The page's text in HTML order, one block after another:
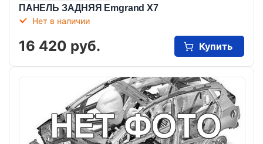
ПАНЕЛЬ ЗАДНЯЯ Emgrand X7
Нет в наличии
16 420 руб. Купить